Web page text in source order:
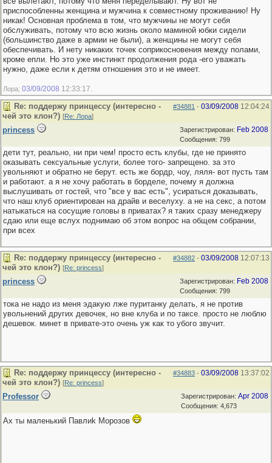
приспособленны женщина и мужчина к совместному проживанию! Ну
никак! Основная проблема в том, что мужчины не могут себя
обслуживать, потому что всю жизнь около маминой юбки сидели
(большинство даже в армии не были), а женщины не могут себя
обеспечивать. И нету никаких точек соприкосновения между полами,
кроме епли. Но это уже инстинкт продолжения рода -его уважать
нужно, даже если к детям отношения это и не имеет.
Лора; 03/09/2008 12:33:17
#34881 - 03/09/2008 12:04:24
Re: поддержу принцессу (интересно -
чей это клон?) [Re: Лора]
Зарегистрирован: Feb 2008
Сообщения: 799
princess
дети тут, реально, ни при чем! просто есть клубы, где не принято
оказывать сексуальные услуги, более того- запрещено. за это
увольняют и обратно не берут. есть же бордр, чоу, ляля- вот пусть там
и работают. а я не хочу работать в борделе, почему я должна
выслушивать от гостей, что "все у вас есть", усираться доказывать,
что наш клуб ориентирован на драйв и веселуху. а не на секс, а потом
натыкаться на сосущие головы в приватах? я таких сразу менеджеру
сдаю или еще вслух поднимаю об этом вопрос на общем собрании,
при всех
#34882 - 03/09/2008 12:07:13
Re: поддержу принцессу (интересно -
чей это клон?) [Re: princess]
Зарегистрирован: Feb 2008
Сообщения: 799
princess
тока не надо из меня эдакую лже пуританку делать, я не против
увольнений других девочек, но вне клуба и по таксе. просто не люблю
дешевок. минет в привате-это очень уж как то убого звучит.
#34883 - 03/09/2008 13:37:02
Re: поддержу принцессу (интересно -
чей это клон?) [Re: princess]
Зарегистрирован: Apr 2008
Сообщения: 4,673
Professor
Ах ты маленький Павлиk Морозов